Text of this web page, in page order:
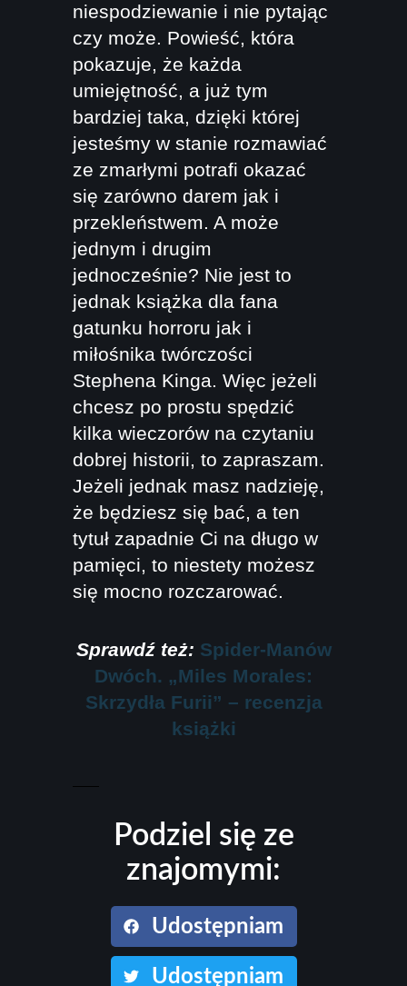
niespodziewanie i nie pytając
czy może. Powieść, która
pokazuje, że każda
umiejętność, a już tym
bardziej taka, dzięki której
jesteśmy w stanie rozmawiać
ze zmarłymi potrafi okazać
się zarówno darem jak i
przekleństwem. A może
jednym i drugim
jednocześnie? Nie jest to
jednak książka dla fana
gatunku horroru jak i
miłośnika twórczości
Stephena Kinga. Więc jeżeli
chcesz po prostu spędzić
kilka wieczorów na czytaniu
dobrej historii, to zapraszam.
Jeżeli jednak masz nadzieję,
że będziesz się bać, a ten
tytuł zapadnie Ci na długo w
pamięci, to niestety możesz
się mocno rozczarować.
Sprawdź też: Spider-Manów
Dwóch. „Miles Morales:
Skrzydła Furii” – recenzja
książki
Podziel się ze
znajomymi:
Udostępniam
Udostępniam